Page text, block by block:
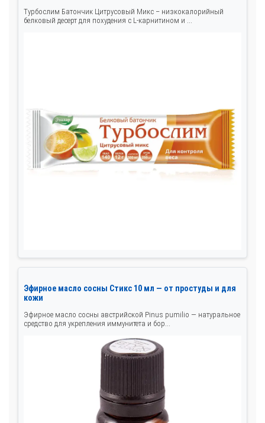
Турбослим Батончик Цитрусовый Микс – низкокалорийный
белковый десерт для похудения с L-карнитином и ...
Эфирное масло сосны Стикс 10 мл — от простуды и для
кожи
Эфирное масло сосны австрийской Pinus pumilio — натуральное
средство для укрепления иммунитета и бор...